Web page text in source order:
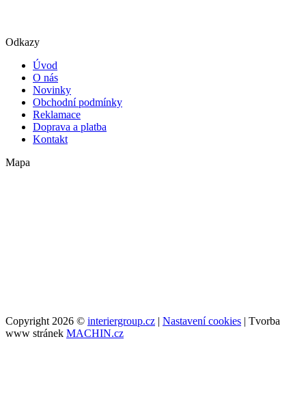
Odkazy
Úvod
O nás
Novinky
Obchodní podmínky
Reklamace
Doprava a platba
Kontakt
Mapa
Copyright 2026 © interiergroup.cz | Nastavení cookies | Tvorba
www stránek MACHIN.cz